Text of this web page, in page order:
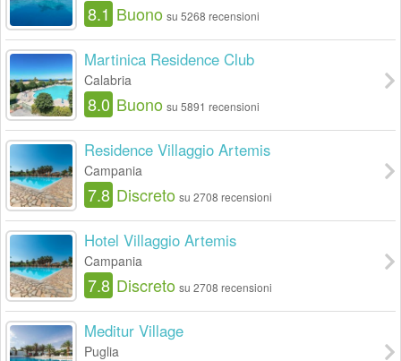
8.1 Buono su 5268 recensioni
Martinica Residence Club
Calabria
8.0 Buono su 5891 recensioni
Residence Villaggio Artemis
Campania
7.8 Discreto su 2708 recensioni
Hotel Villaggio Artemis
Campania
7.8 Discreto su 2708 recensioni
Meditur Village
Puglia